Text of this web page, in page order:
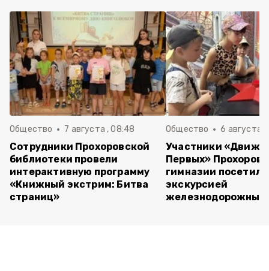
Общество 7 августа , 08:48
Сотрудники Прохоровской
библиотеки провели
интерактивную программу
«Книжный экстрим: Битва
страниц»
Общество 6 августа ,
Участники
Первых»
гимназии
экскурсией
железнодорожный